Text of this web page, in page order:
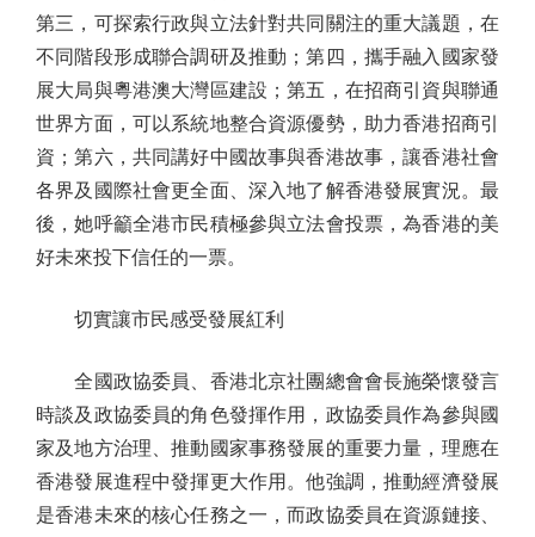
第三，可探索行政與立法針對共同關注的重大議題，在
不同階段形成聯合調研及推動；第四，攜手融入國家發
展大局與粵港澳大灣區建設；第五，在招商引資與聯通
世界方面，可以系統地整合資源優勢，助力香港招商引
資；第六，共同講好中國故事與香港故事，讓香港社會
各界及國際社會更全面、深入地了解香港發展實況。最
後，她呼籲全港市民積極參與立法會投票，為香港的美
好未來投下信任的一票。
切實讓市民感受發展紅利
全國政協委員、香港北京社團總會會長施榮懷發言
時談及政協委員的角色發揮作用，政協委員作為參與國
家及地方治理、推動國家事務發展的重要力量，理應在
香港發展進程中發揮更大作用。他強調，推動經濟發展
是香港未來的核心任務之一，而政協委員在資源鏈接、